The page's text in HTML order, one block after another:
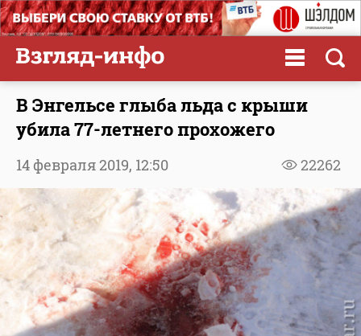
В Энгельсе глыба льда с крыши
убила 77-летнего прохожего
22262
14 февраля 2019, 12:50